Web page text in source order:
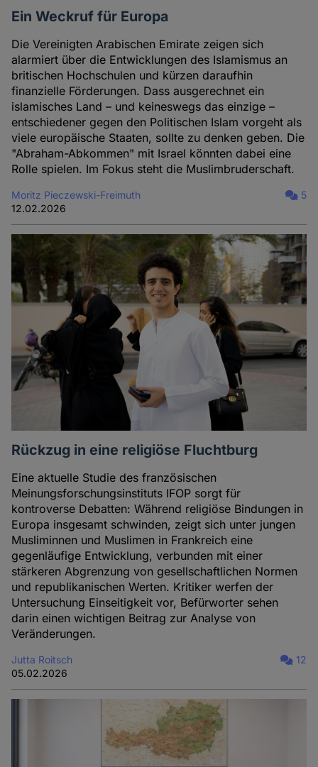
Ein Weckruf für Europa
Die Vereinigten Arabischen Emirate zeigen sich
alarmiert über die Entwicklungen des Islamismus an
britischen Hochschulen und kürzen daraufhin
finanzielle Förderungen. Dass ausgerechnet ein
islamisches Land – und keineswegs das einzige –
entschiedener gegen den Politischen Islam vorgeht als
viele europäische Staaten, sollte zu denken geben. Die
"Abraham-Abkommen" mit Israel könnten dabei eine
Rolle spielen. Im Fokus steht die Muslimbruderschaft.
Moritz Pieczewski-Freimuth
12.02.2026
5
Rückzug in eine religiöse Fluchtburg
Eine aktuelle Studie des französischen
Meinungsforschungsinstituts IFOP sorgt für
kontroverse Debatten: Während religiöse Bindungen in
Europa insgesamt schwinden, zeigt sich unter jungen
Musliminnen und Muslimen in Frankreich eine
gegenläufige Entwicklung, verbunden mit einer
stärkeren Abgrenzung von gesellschaftlichen Normen
und republikanischen Werten. Kritiker werfen der
Untersuchung Einseitigkeit vor, Befürworter sehen
darin einen wichtigen Beitrag zur Analyse von
Veränderungen.
Jutta Roitsch
05.02.2026
12